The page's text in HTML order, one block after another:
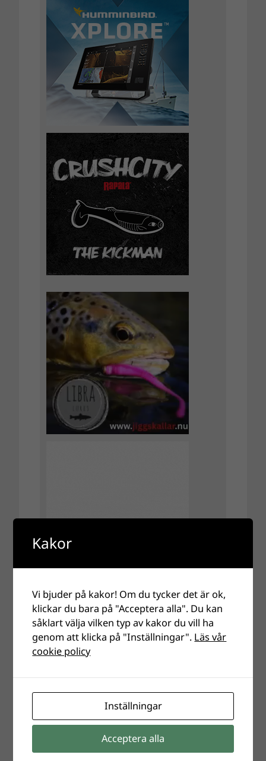
Kakor
Vi bjuder på kakor! Om du tycker det är ok,
klickar du bara på "Acceptera alla". Du kan
såklart välja vilken typ av kakor du vill ha
genom att klicka på "Inställningar". Läs vår
cookie policy
Inställningar
Acceptera alla